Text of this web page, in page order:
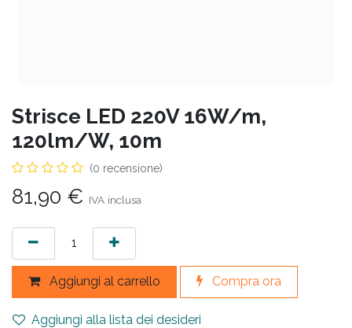
Strisce LED 220V 16W/m,
120lm/W, 10m
(0 recensione)
81,90 € IVA inclusa
Aggiungi al carrello Compra ora
Aggiungi alla lista dei desideri